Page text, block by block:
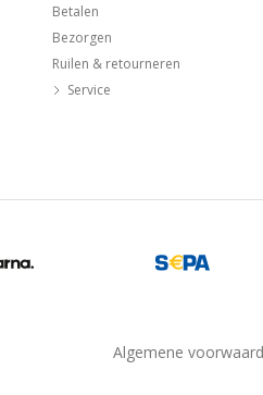
Betalen
Bezorgen
Ruilen & retourneren
Service
Algemene